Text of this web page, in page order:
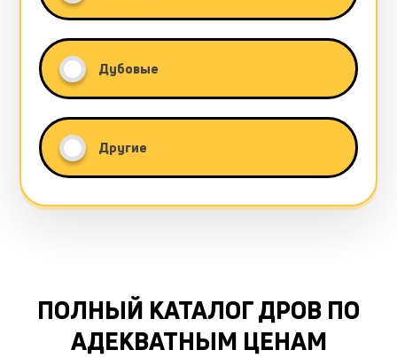
Дубовые
Другие
ПОЛНЫЙ КАТАЛОГ ДРОВ ПО
АДЕКВАТНЫМ ЦЕНАМ